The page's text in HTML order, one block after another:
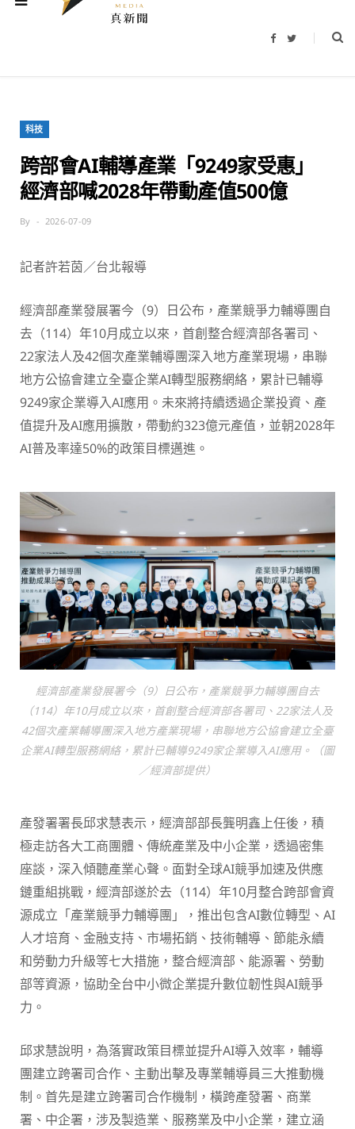
F
b
T
t
科技
跨部會AI輔導產業「9249家受惠」
經濟部喊2028年帶動產值500億
By 2026-07-09
記者許若茵／台北報導
經濟部產業發展署今（9）日公布，產業競爭力輔導團自
去（114）年10月成立以來，首創整合經濟部各署司、
22家法人及42個次產業輔導團深入地方產業現場，串聯
地方公協會建立全臺企業AI轉型服務網絡，累計已輔導
9249家企業導入AI應用。未來將持續透過企業投資、產
值提升及AI應用擴散，帶動約323億元產值，並朝2028年
AI普及率達50%的政策目標邁進。
經濟部產業發展署今（9）日公布，產業競爭力輔導團自去
（114）年10月成立以來，首創整合經濟部各署司、22家法人及
42個次產業輔導團深入地方產業現場，串聯地方公協會建立全臺
企業AI轉型服務網絡，累計已輔導9249家企業導入AI應用。（圖
／經濟部提供）
產發署署長邱求慧表示，經濟部部長龔明鑫上任後，積
極走訪各大工商團體、傳統產業及中小企業，透過密集
座談，深入傾聽產業心聲。面對全球AI競爭加速及供應
鏈重組挑戰，經濟部遂於去（114）年10月整合跨部會資
源成立「產業競爭力輔導團」，推出包含AI數位轉型、AI
人才培育、金融支持、市場拓銷、技術輔導、節能永續
和勞動力升級等七大措施，整合經濟部、能源署、勞動
部等資源，協助全台中小微企業提升數位韌性與AI競爭
力。
邱求慧說明，為落實政策目標並提升AI導入效率，輔導
團建立跨署司合作、主動出擊及專業輔導員三大推動機
制。首先是建立跨署司合作機制，橫跨產發署、商業
署、中企署，涉及製造業、服務業及中小企業，建立涵